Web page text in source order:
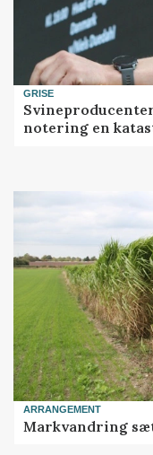
GRISE
notering en
ARRANGEMENT
Markvandring